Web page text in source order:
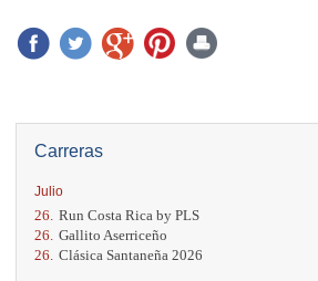
Carreras
Julio
26. Run Costa Rica by PLS
26. Gallito Aserriceño
26. Clásica Santaneña 2026